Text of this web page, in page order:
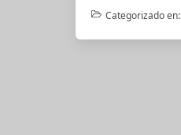
Categorizado en: